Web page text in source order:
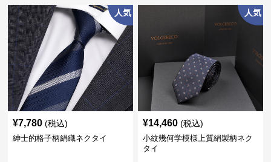
人気
¥7,780 (税込)
紳士的格子柄絹織ネクタイ
人気
¥14,460 (税込)
小紋幾何学模様上質絹製柄ネク
タイ